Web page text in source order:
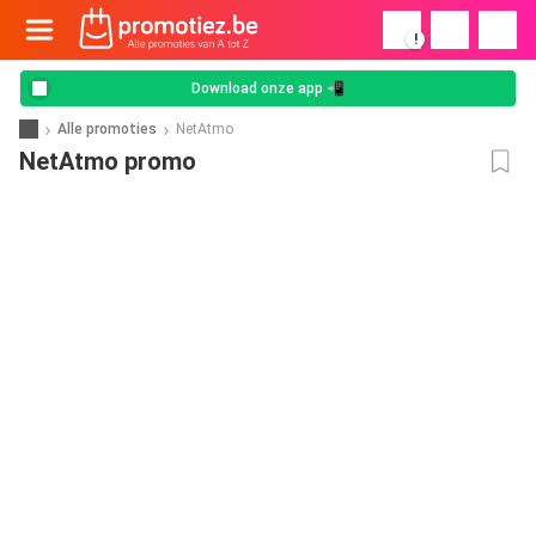
!
Download onze app 📲
Alle promoties NetAtmo
NetAtmo promo